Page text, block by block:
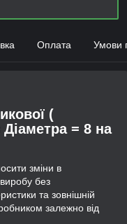
Оплата Умови
(
Діаметра = 8 на
зміни в
без
та зовнішній
залежно від